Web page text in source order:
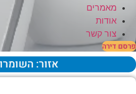
מאמרים
אודות
צור קשר
דירה
אזור: השומרון